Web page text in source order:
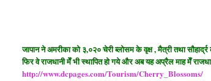
जापान ने अमरीका को ३,०२० चेरी ब्लोसम के वृक्ष , मैत्री तथा
फिर वे राजधानी मेँ भी स्थापित हो गये और अब यह अप्रैल माह मेँ
http://www.dcpages.com/Tourism/Cherry_Blossoms/